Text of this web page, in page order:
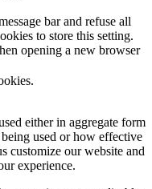
bar and refuse all
to store this setting.
opening a new browser
either in aggregate form
used or how effective
customize our website and
experience.